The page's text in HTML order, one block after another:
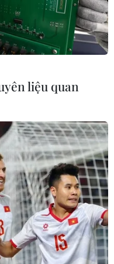
quan để hạn
liệu quan